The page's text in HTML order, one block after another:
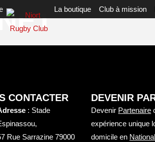
La boutique Club à mission
CONTACTER
: Stade
Rue Sarrazine 79000
DEVENIR
Devenir Partenaire
expérience unique
domicile en